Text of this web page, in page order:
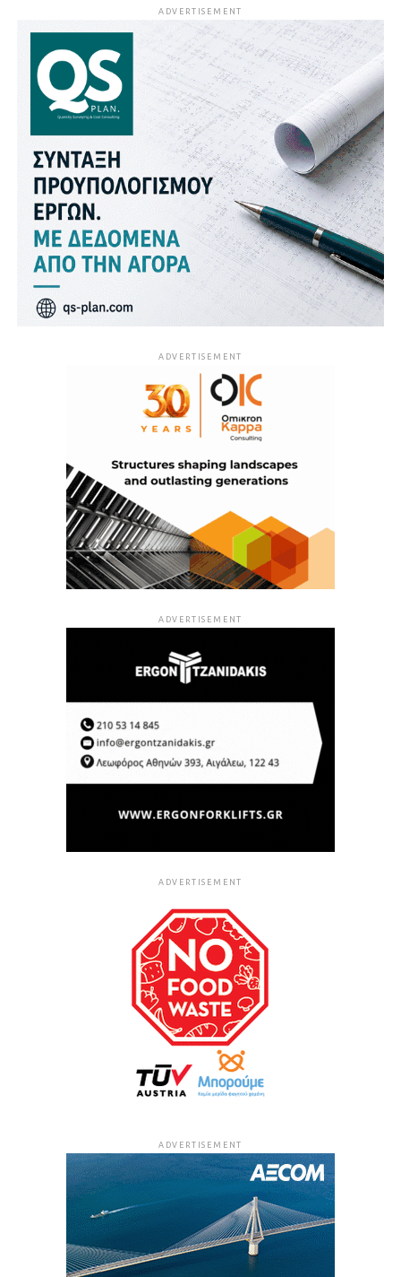
ADVERTISEMENT
ADVERTISEMENT
ADVERTISEMENT
ADVERTISEMENT
ADVERTISEMENT